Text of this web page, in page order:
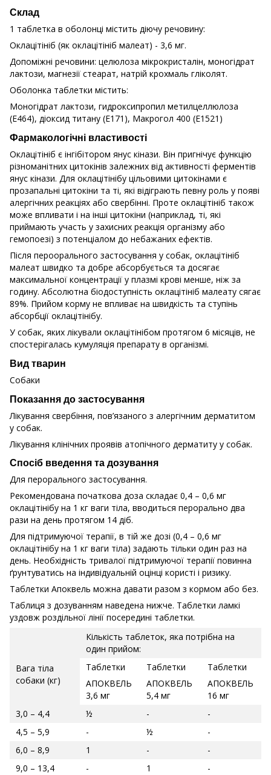
Склад
1 таблетка в оболонці містить діючу речовину:
Оклацітініб (як оклацітініб малеат) - 3,6 мг.
Допоміжні речовини: целюлоза мікрокристалін, моногідрат
лактози, магнезії стеарат, натрій крохмаль гліколят.
Оболонка таблетки містить:
Моногідрат лактози, гидроксипропил метилцеллюлоза
(Е464), діоксид титану (Е171), Макрогол 400 (Е1521)
Фармакологічні властивості
Оклацітініб є інгібітором янус кінази. Він пригнічує функцію
різноманітних цитокінів залежних від активності ферментів
янус кінази. Для оклацітінібу цільовими цитокінами є
прозапальні цитокіни та ті, які відіграють певну роль у появі
алергічних реакціях або свербінні. Проте оклацітініб також
може впливати і на інші цитокіни (наприклад, ті, які
приймають участь у захисних реакція організму або
гемопоезі) з потенціалом до небажаних ефектів.
Після пероорального застосування у собак, оклацітініб
малеат швидко та добре абсорбується та досягає
максимальної концентрації у плазмі крові менше, ніж за
годину. Абсолютна біодоступність оклацітініб малеату сягає
89%. Прийом корму не впливає на швидкість та ступінь
абсорбції оклацітінібу.
У собак, яких лікували оклацітінібом протягом 6 місяців, не
спостерігалась кумуляція препарату в організмі.
Вид тварин
Собаки
Показання до застосування
Лікування свербіння, пов’язаного з алергічним дерматитом
у собак.
Лікування клінічних проявів атопічного дерматиту у собак.
Спосіб введення та дозування
Для перорального застосування.
Рекомендована початкова доза складає 0,4 – 0,6 мг
оклацітінібу на 1 кг ваги тіла, вводиться перорально два
рази на день протягом 14 діб.
Для підтримуючої терапії, в тій же дозі (0,4 – 0,6 мг
оклацітінібу на 1 кг ваги тіла) задають тільки один раз на
день. Необхідність тривалої підтримуючої терапії повинна
ґрунтуватись на індивідуальній оцінці користі і ризику.
Таблетки Апоквель можна давати разом з кормом або без.
Таблиця з дозуванням наведена нижче. Таблетки ламкі
уздовж роздільної лінії посередині таблетки.
Вага тіла
собаки (кг)
Кількість таблеток, яка потрібна на
один прийом:
Таблетки
АПОКВЕЛЬ
3,6 мг
Таблетки
АПОКВЕЛЬ
5,4 мг
Таблетки
АПОКВЕЛЬ
16 мг
3,0 – 4,4
½ -
-
4,5 – 5,9
- ½
-
6,0 – 8,9
1 -
-
9,0 – 13,4
- 1
-